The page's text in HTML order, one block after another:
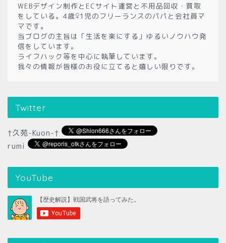
WEBデザイン制作とECサイト運営と不用品回収・買取
をしている。4歳♀1児のフリーランスのパパと会社員マ
マです。
当ブログの主旨は「生活を楽にする」ゆるいノウハウ発
信をしています。
ライフハック等を中心に執筆しています。
我々の情報が皆様のお役に立てると嬉しい限りです。
Twitter
†久苑-Kuon-†
rumi
YouTube